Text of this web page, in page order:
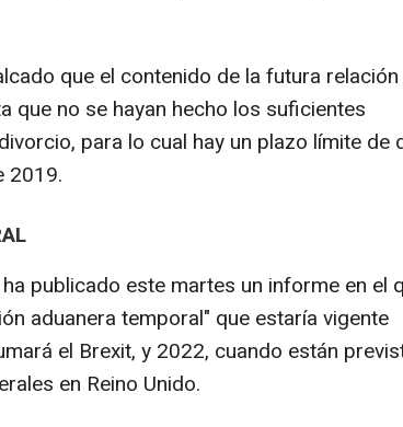
que el contenido de la futura relación
que no se hayan hecho los suficientes
para lo cual hay un plazo límite de
2019.
publicado este martes un informe en el
aduanera temporal" que estaría vigente
el Brexit, y 2022, cuando están
en Reino Unido.